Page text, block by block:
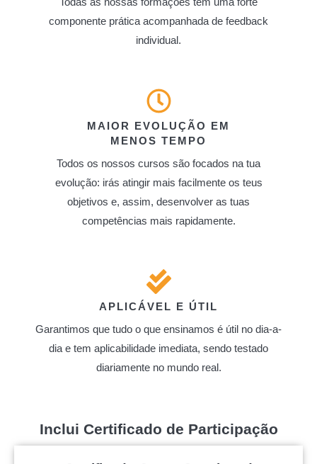
componente prática acompanhada de feedback
individual.
MAIOR EVOLUÇÃO EM
MENOS TEMPO
Todos os nossos cursos são focados na tua
evolução: irás atingir mais facilmente os teus
objetivos e, assim, desenvolver as tuas
competências mais rapidamente.
APLICÁVEL E ÚTIL
Garantimos que tudo o que ensinamos é útil no dia-a-
dia e tem aplicabilidade imediata, sendo testado
diariamente no mundo real.
Inclui Certificado de Participação